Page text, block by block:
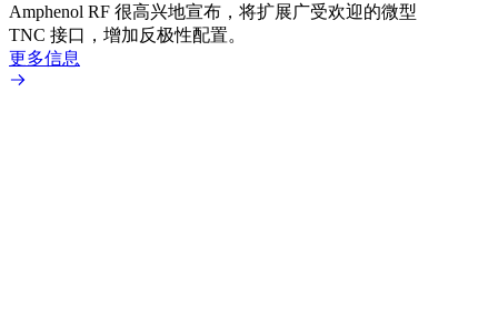
Amphenol RF 很高兴地宣布，将扩展广受欢迎的微型
TNC 接口，增加反极性配置。
更多信息